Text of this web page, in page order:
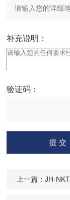
补充说明：
验证码：
输入计算结果（填
伯数字），如：
上一篇：JH-